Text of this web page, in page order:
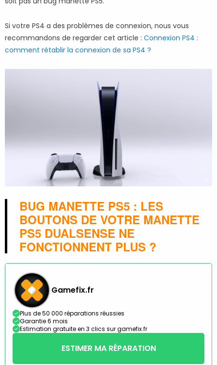
Si votre PS4 a des problèmes de connexion, nous vous
recommandons de regarder cet article : Connexion PS4 :
comment rétablir la connexion de sa PS4 ?
BUG MANETTE PS5 : LES
BOUTONS DE VOTRE MANETTE
PS5 DUALSENSE NE
FONCTIONNENT PLUS ?
Gamefix.fr
Plus de 50 000 réparations réussies
Garantie 6 mois
Estimation gratuite en 3 clics sur gamefix.fr
ESTIMER MA RÉPARATION